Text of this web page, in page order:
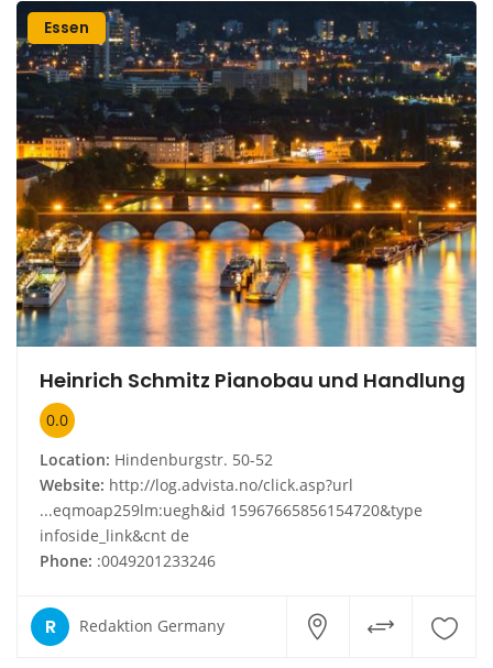
Essen
Heinrich Schmitz Pianobau und Handlung
0.0
Location: Hindenburgstr. 50-52
Website: http://log.advista.no/click.asp?url
...eqmoap259lm:uegh&id 15967665856154720&type
infoside_link&cnt de
Phone: :0049201233246
R Redaktion Germany